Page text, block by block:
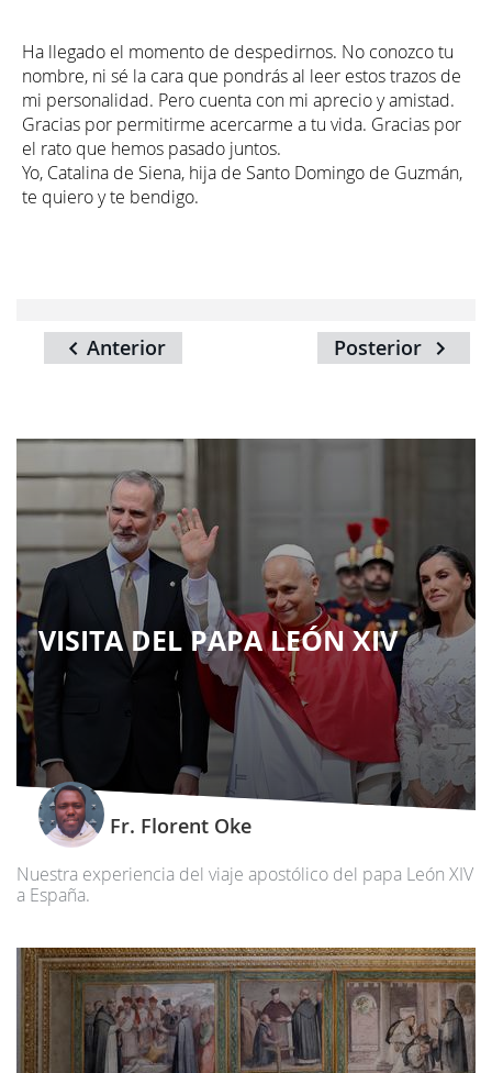
Ha llegado el momento de despedirnos. No conozco tu
nombre, ni sé la cara que pondrás al leer estos trazos de
mi personalidad. Pero cuenta con mi aprecio y amistad.
Gracias por permitirme acercarme a tu vida. Gracias por
el rato que hemos pasado juntos.
Yo, Catalina de Siena, hija de Santo Domingo de Guzmán,
te quiero y te bendigo.
Posterior
Anterior
VISITA DEL PAPA LEÓN XIV
Fr. Florent Oke
Nuestra experiencia del viaje apostólico del papa León XIV
a España.